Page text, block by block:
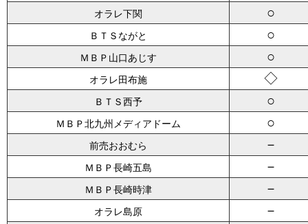
オラレ下関 ○
ＢＴＳながと ○
ＭＢＰ山口あじす ○
オラレ田布施 ◇
ＢＴＳ西予 ○
ＭＢＰ北九州メディアドーム ○
前売おおむら －
ＭＢＰ長崎五島 －
ＭＢＰ長崎時津 －
オラレ島原 －